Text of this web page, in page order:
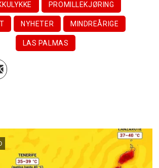
PROMILLEKJØRING
NYHETER MINDREÅRIGE
LAS PALMAS